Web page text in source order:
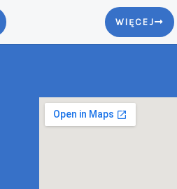
WIĘCEJ